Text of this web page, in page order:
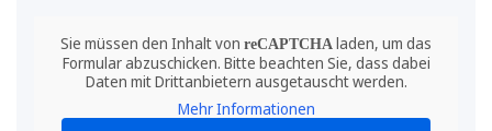
Sie müssen den Inhalt von reCAPTCHA laden, um das
Formular abzuschicken. Bitte beachten Sie, dass dabei
Daten mit Drittanbietern ausgetauscht werden.
Mehr Informationen